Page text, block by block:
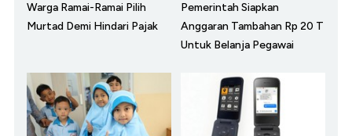
Warga Ramai-Ramai Pilih
Murtad Demi Hindari Pajak
Pemerintah Siapkan
Anggaran Tambahan Rp 20 T
Untuk Belanja Pegawai